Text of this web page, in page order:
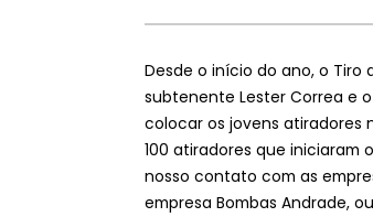
Desde o início do ano, o
subtenente Lester Correa e
colocar os jovens atiradores
100 atiradores que iniciaram
nosso contato com as
empresa Bombas Andrade,